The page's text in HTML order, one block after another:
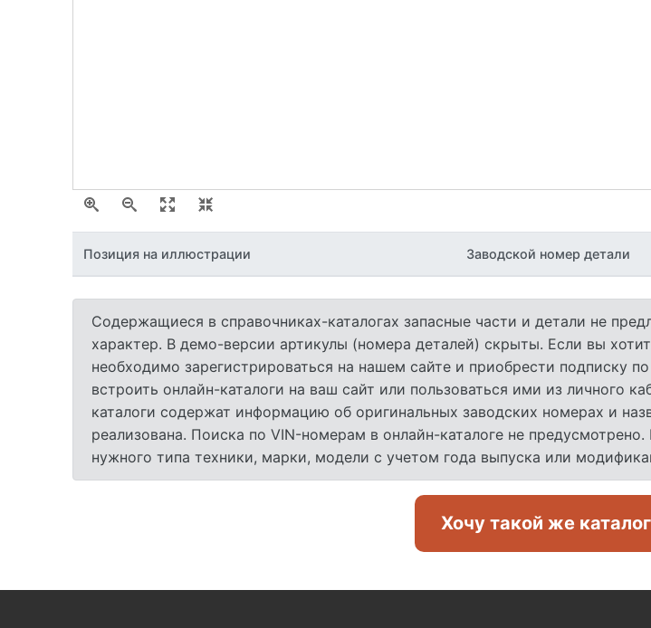
Позиция на иллюстрации Заводской номер детали
Содержащиеся в справочниках-каталогах запасные части и детали не
характер. В демо-версии артикулы (номера деталей) скрыты. Если вы
необходимо зарегистрироваться на нашем сайте и приобрести подписку
встроить онлайн-каталоги на ваш сайт или пользоваться ими из личного
каталоги содержат информацию об оригинальных заводских номерах и
реализована. Поиска по VIN-номерам в онлайн-каталоге не
нужного типа техники, марки, модели с учетом года выпуска или
Хочу такой же